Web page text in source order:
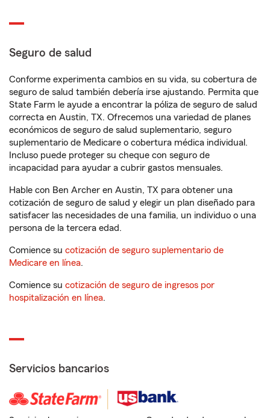
Seguro de salud
Conforme experimenta cambios en su vida, su cobertura de
seguro de salud también debería irse ajustando. Permita que
State Farm le ayude a encontrar la póliza de seguro de salud
correcta en Austin, TX. Ofrecemos una variedad de planes
económicos de seguro de salud suplementario, seguro
suplementario de Medicare o cobertura médica individual.
Incluso puede proteger su cheque con seguro de
incapacidad para ayudar a cubrir gastos mensuales.
Hable con Ben Archer en Austin, TX para obtener una
cotización de seguro de salud y elegir un plan diseñado para
satisfacer las necesidades de una familia, un individuo o una
persona de la tercera edad.
Comience su cotización de seguro suplementario de
Medicare en línea.
Comience su cotización de seguro de ingresos por
hospitalización en línea.
Servicios bancarios